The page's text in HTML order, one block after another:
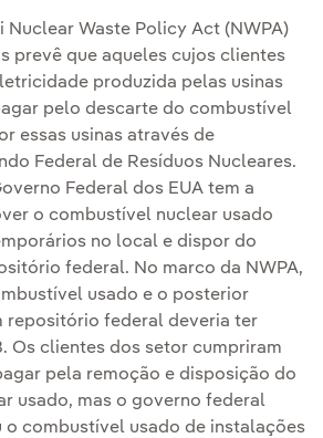
Nuclear Waste Policy Act (NWPA)
prevê que aqueles cujos clientes
produzida pelas usinas
pelo descarte do combustível
essas usinas através de
Federal de Resíduos Nucleares.
Federal dos EUA tem a
o combustível nuclear usado
no local e dispor do
federal. No marco da NWPA,
usado e o posterior
repositório federal deveria ter
Os clientes dos setor cumpriram
pela remoção e disposição do
usado, mas o governo federal
o combustível usado de instalações